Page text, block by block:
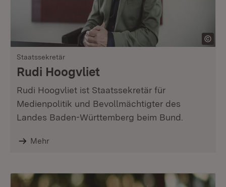
Staatssekretär
Rudi Hoogvliet
Rudi Hoogvliet ist Staatssekretär für
Medienpolitik und Bevollmächtigter des
Landes Baden-Württemberg beim Bund.
Mehr